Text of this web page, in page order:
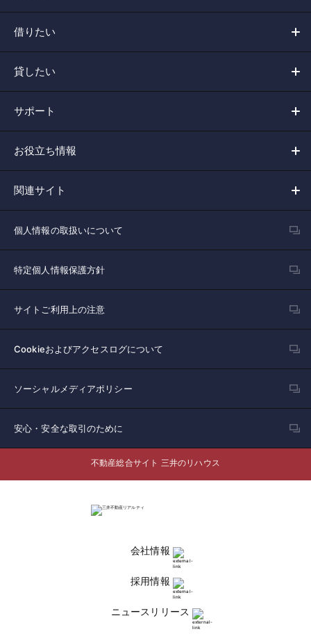
借りたい
貸したい
サポート
お役立ち情報
関連サイト
個人情報の取扱いについて
特定個人情報保護方針
サイトご利用上の注意
Cookieおよびアクセスログについて
ソーシャルメディアポリシー
安心・安全な取引のために
不動産総合サイト 三井のリハウス
会社情報
採用情報
ニュースリリース